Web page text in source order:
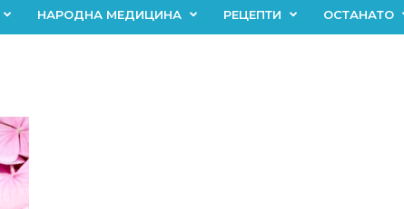
НАРОДНА МЕДИЦИНА РЕЦЕПТИ ОСТАНАТО